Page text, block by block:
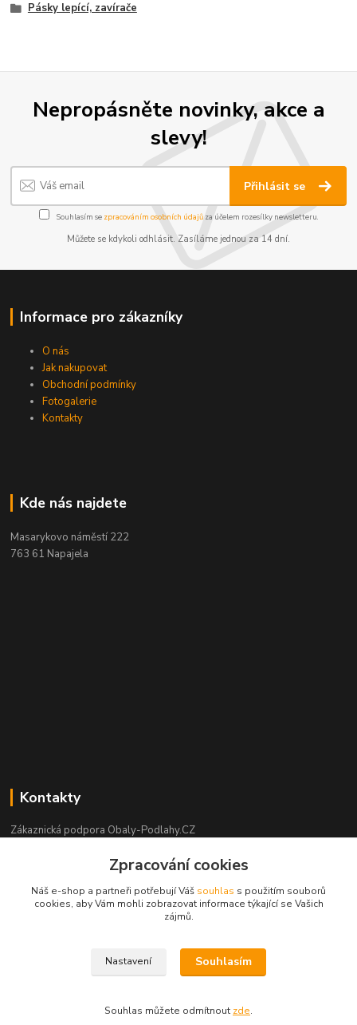
Pásky lepící, zavírače
Nepropásněte novinky, akce a
slevy!
Přihlásit se
Souhlasím se zpracováním osobních údajůza účelem rozesílky newsletteru.
Můžete se kdykoli odhlásit. Zasíláme jednou za 14 dní.
Informace pro zákazníky
O nás
Jak nakupovat
Obchodní podmínky
Fotogalerie
Kontakty
Kde nás najdete
Masarykovo náměstí 222
763 61 Napajela
Kontakty
Zákaznická podpora Obaly-Podlahy.CZ
(Po-Pá, 8:00-16:00 hod.)
info@obaly-podlahy.cz
copyright obaly-podlahy.cz - Aleš Podhorský 2021
Zpracování cookies
Náš e-shop a partneři potřebují Váš souhlas s použitím souborů
cookies, aby Vám mohli zobrazovat informace týkající se Vašich
zájmů.
Nastavení Souhlasím
Souhlas můžete odmítnout zde.